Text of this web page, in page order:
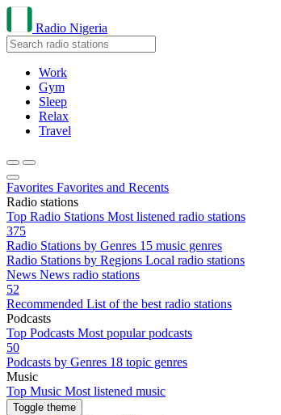
Radio Nigeria
Work
Gym
Sleep
Relax
Travel
Favorites Favorites and Recents
Radio stations
Top Radio Stations Most listened radio stations
375
Radio Stations by Genres 15 music genres
Radio Stations by Regions Local radio stations
News News radio stations
52
Recommended List of the best radio stations
Podcasts
Top Podcasts Most popular podcasts
50
Podcasts by Genres 18 topic genres
Music
Top Music Most listened music
Toggle theme